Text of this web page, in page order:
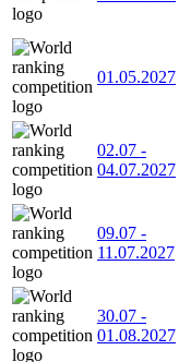
01.05.2027
02.07 -
04.07.2027
09.07 -
11.07.2027
30.07 -
01.08.2027